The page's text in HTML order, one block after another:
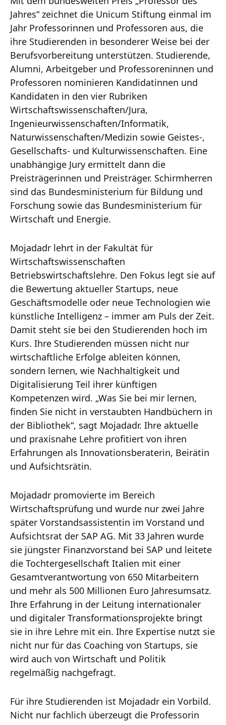
Jahres“ zeichnet die Unicum Stiftung einmal im
Jahr Professorinnen und Professoren aus, die
ihre Studierenden in besonderer Weise bei der
Berufsvorbereitung unterstützen. Studierende,
Alumni, Arbeitgeber und Professoreninnen und
Professoren nominieren Kandidatinnen und
Kandidaten in den vier Rubriken
Wirtschaftswissenschaften/Jura,
Ingenieurwissenschaften/Informatik,
Naturwissenschaften/Medizin sowie Geistes-,
Gesellschafts- und Kulturwissenschaften. Eine
unabhängige Jury ermittelt dann die
Preisträgerinnen und Preisträger. Schirmherren
sind das Bundesministerium für Bildung und
Forschung sowie das Bundesministerium für
Wirtschaft und Energie.
Mojadadr lehrt in der Fakultät für
Wirtschaftswissenschaften
Betriebswirtschaftslehre. Den Fokus legt sie auf
die Bewertung aktueller Startups, neue
Geschäftsmodelle oder neue Technologien wie
künstliche Intelligenz – immer am Puls der Zeit.
Damit steht sie bei den Studierenden hoch im
Kurs. Ihre Studierenden müssen nicht nur
wirtschaftliche Erfolge ableiten können,
sondern lernen, wie Nachhaltigkeit und
Digitalisierung Teil ihrer künftigen
Kompetenzen wird. „Was Sie bei mir lernen,
finden Sie nicht in verstaubten Handbüchern in
der Bibliothek“, sagt Mojadadr. Ihre aktuelle
und praxisnahe Lehre profitiert von ihren
Erfahrungen als Innovationsberaterin, Beirätin
und Aufsichtsrätin.
Mojadadr promovierte im Bereich
Wirtschaftsprüfung und wurde nur zwei Jahre
später Vorstandsassistentin im Vorstand und
Aufsichtsrat der SAP AG. Mit 33 Jahren wurde
sie jüngster Finanzvorstand bei SAP und leitete
die Tochtergesellschaft Italien mit einer
Gesamtverantwortung von 650 Mitarbeitern
und mehr als 500 Millionen Euro Jahresumsatz.
Ihre Erfahrung in der Leitung internationaler
und digitaler Transformationsprojekte bringt
sie in ihre Lehre mit ein. Ihre Expertise nutzt sie
nicht nur für das Coaching von Startups, sie
wird auch von Wirtschaft und Politik
regelmäßig nachgefragt.
Für ihre Studierenden ist Mojadadr ein Vorbild.
Nicht nur fachlich überzeugt die Professorin